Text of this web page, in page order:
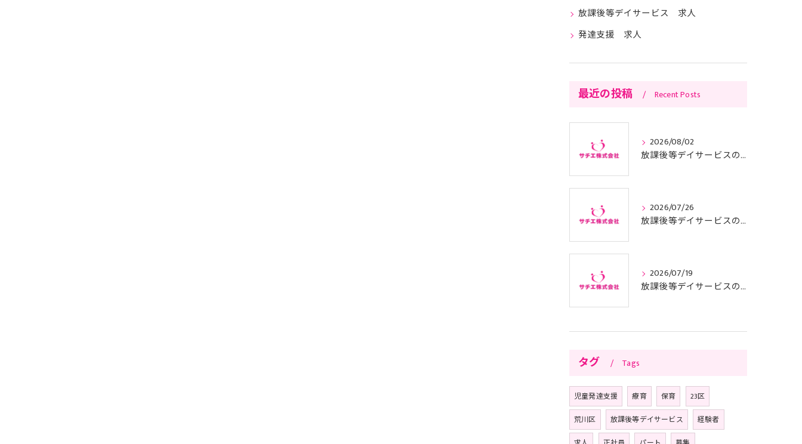
放課後等デイサービス 求人
発達支援 求人
最近の投稿 Recent Posts
2026/08/02
放課後等デイサービスの基本方針と東京都で運営適合するためのポイント
2026/07/26
放課後等デイサービスの子供サポートで安心と成長を叶える利用ガイド
2026/07/19
放課後等デイサービスの面接に臨む前に知っておきたい東京都の質問例や服装準備のコツ
タグ Tags
児童発達支援 療育 保育
23区
荒川区
放課後等デイサービス
経験者